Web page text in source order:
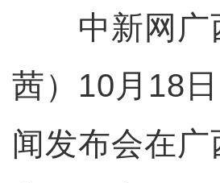
中新网广
茜）10月18
闻发布会在